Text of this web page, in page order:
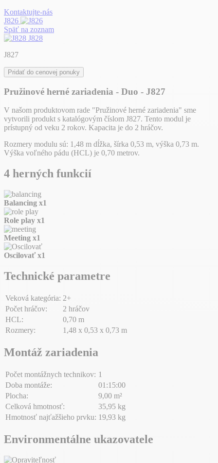
Kontaktujte-nás
J826
Späť na zoznam
J828
J827
Pridať do cenovej ponuky
Pružinové herné zariadenia - Duo - J827
V našom produktovom rade "Pružinové herné zariadenia" sme
vytvorili produkt s katalógovým číslom J827. Tento modul je
prístupný od veku 2 rokov. Kapacita je do 2 hráčov.
Rozmery modulu sú: 1,48 m dĺžka, šírka 0,53 m, výška 0,73 m.
Výška voľného pádu (HCL) je 0,70 metrov.
4 herných funkcií
Balancing x1
Role play x1
Meeting x1
Oscilovať x1
Technické parametre
Veková kategória: 2+
Počet hráčov:
2 hráčov
HCL:
0,70 m
Rozmery:
1,48 x 0,53 x 0,73 m
Montáž zariadenia
Počet montážnych technikov: 1
Doba montáže:
01:15:00
Plocha:
9,00 m²
Celková hmotnosť:
35,95 kg
Hmotnosť najťažšieho prvku: 19,93 kg
Environmentálne ukazovatele